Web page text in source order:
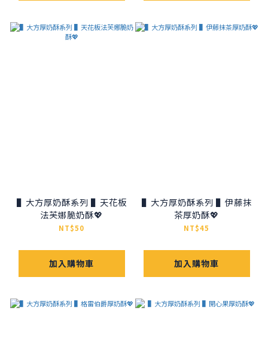
▌大方厚奶酥系列 ▌天花板
法芙娜脆奶酥💖
NT$50
加入購物車
▌大方厚奶酥系列 ▌伊藤抹
茶厚奶酥💖
NT$45
加入購物車